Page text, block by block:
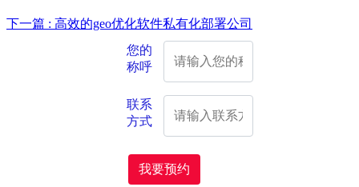
下一篇 : 高效的geo优化软件私有化部署公司
您的
称呼
联系
方式
我要预约